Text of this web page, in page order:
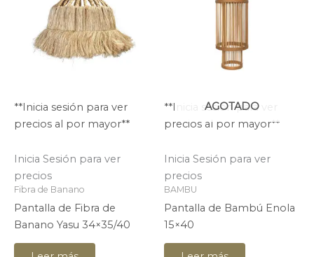
**Inicia sesión para ver
precios al por mayor**
Inicia Sesión para ver
precios
Fibra de Banano
Pantalla de Fibra de
Banano Yasu 34×35/40
AGOTADO
**Inicia sesión para ver
precios al por mayor**
Inicia Sesión para ver
precios
BAMBU
Pantalla de Bambú Enola
15×40